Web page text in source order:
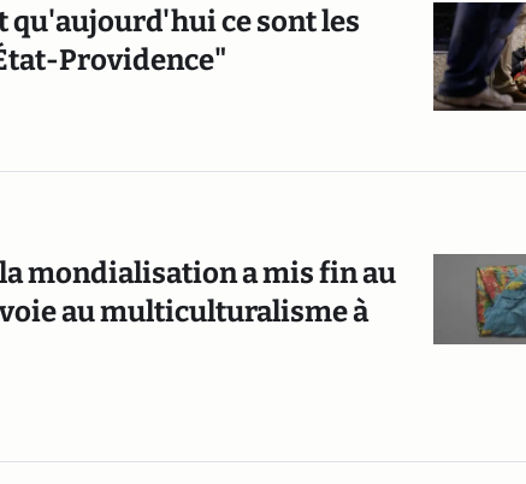
qu'aujourd'hui ce sont les
Providence"
mondialisation a mis fin au
au multiculturalisme à